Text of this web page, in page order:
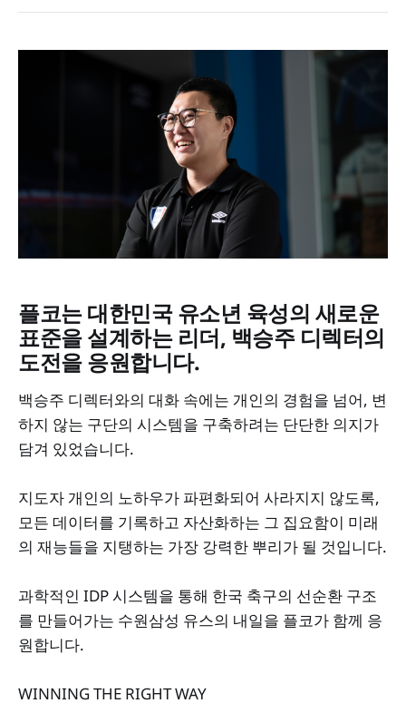
플코는 대한민국 유소년 육성의 새로운
표준을 설계하는 리더, 백승주 디렉터의
도전을 응원합니다.
백승주 디렉터와의 대화 속에는 개인의 경험을 넘어, 변
하지 않는 구단의 시스템을 구축하려는 단단한 의지가
담겨 있었습니다.
지도자 개인의 노하우가 파편화되어 사라지지 않도록,
모든 데이터를 기록하고 자산화하는 그 집요함이 미래
의 재능들을 지탱하는 가장 강력한 뿌리가 될 것입니다.
과학적인 IDP 시스템을 통해 한국 축구의 선순환 구조
를 만들어가는 수원삼성 유스의 내일을 플코가 함께 응
원합니다.
WINNING THE RIGHT WAY